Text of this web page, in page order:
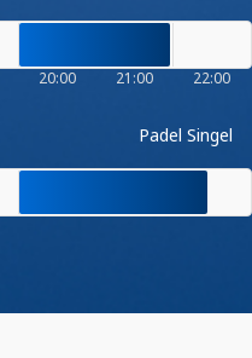
20:00 21:00 22:00
Padel Singel